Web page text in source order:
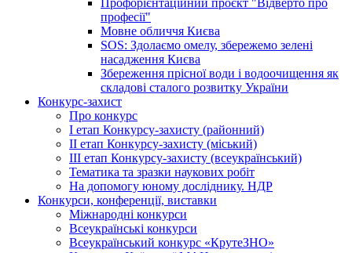
Профорієнтаційний проєкт "Відверто про
професії"
Мовне обличчя Києва
SOS: Здолаємо омелу, збережемо зелені
насадження Києва
Збереження прісної води і водоочищення як
складові сталого розвитку України
Конкурс-захист
Про конкурс
І етап Конкурсу-захисту (районний)
ІІ етап Конкурсу-захисту (міський)
ІІІ етап Конкурсу-захисту (всеукраїнський)
Тематика та зразки наукових робіт
На допомогу юному досліднику. НДР
Конкурси, конференції, виставки
Міжнародні конкурси
Всеукраїнські конкурси
Всеукраїнський конкурс «КрутеЗНО»